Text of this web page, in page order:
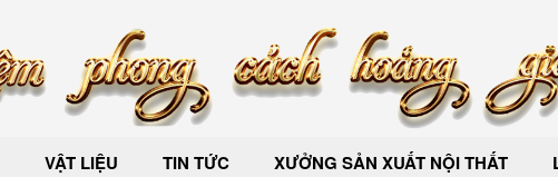
VẬT LIỆU TIN TỨC XƯỞNG SẢN XUẤT NỘI THẤT